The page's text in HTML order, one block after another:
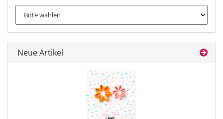
Neue Artikel